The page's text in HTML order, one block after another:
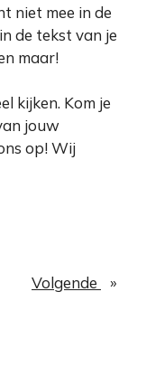
niet mee in de
de tekst van je
maar!
kijken. Kom je
jouw
op! Wij
Volgende »